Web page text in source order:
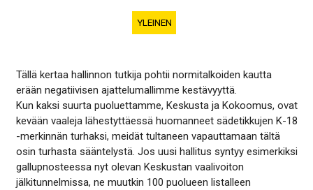
YLEINEN
Tällä kertaa hallinnon tutkija pohtii normitalkoiden kautta
erään negatiivisen ajattelumallimme kestävyyttä.
Kun kaksi suurta puoluettamme, Keskusta ja Kokoomus, ovat
kevään vaaleja lähestyttäessä huomanneet sädetikkujen K-18
-merkinnän turhaksi, meidät tultaneen vapauttamaan tältä
osin turhasta sääntelystä. Jos uusi hallitus syntyy esimerkiksi
gallupnosteessa nyt olevan Keskustan vaalivoiton
jälkitunnelmissa, ne muutkin 100 puolueen listalleen